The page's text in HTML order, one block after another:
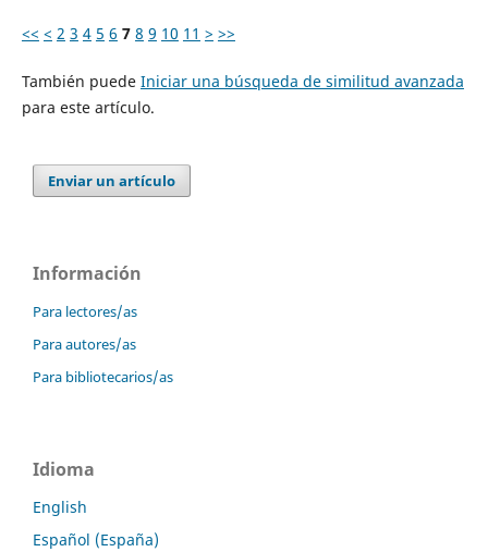
<< < 2 3 4 5 6 7 8 9 10 11 > >>
También puede Iniciar una búsqueda de similitud avanzada
para este artículo.
Enviar un artículo
Información
Para lectores/as
Para autores/as
Para bibliotecarios/as
Idioma
English
Español (España)